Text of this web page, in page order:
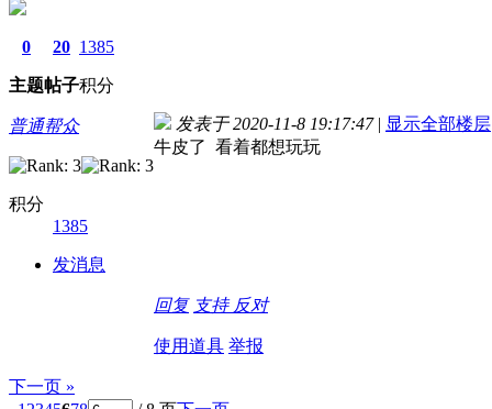
0
主题
20
帖子
1385
积分
普通帮众
积分
1385
发消息
发表于 2020-11-8 19:17:47 | 显示全部楼层
牛皮了 看着都想玩玩
回复 支持 反对
使用道具 举报
下一页 »